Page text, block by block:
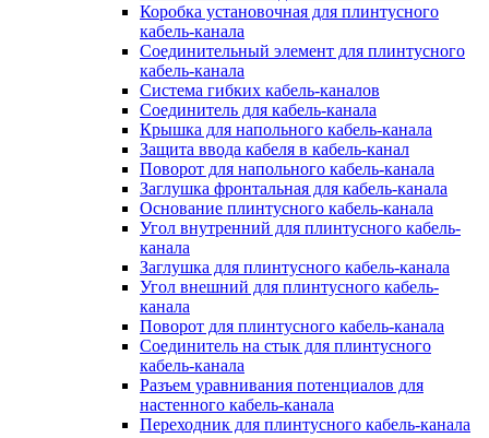
Коробка установочная для плинтусного
кабель-канала
Соединительный элемент для плинтусного
кабель-канала
Система гибких кабель-каналов
Соединитель для кабель-канала
Крышка для напольного кабель-канала
Защита ввода кабеля в кабель-канал
Поворот для напольного кабель-канала
Заглушка фронтальная для кабель-канала
Основание плинтусного кабель-канала
Угол внутренний для плинтусного кабель-
канала
Заглушка для плинтусного кабель-канала
Угол внешний для плинтусного кабель-
канала
Поворот для плинтусного кабель-канала
Соединитель на стык для плинтусного
кабель-канала
Разъем уравнивания потенциалов для
настенного кабель-канала
Переходник для плинтусного кабель-канала